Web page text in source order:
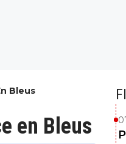
Bleus
en Bleus